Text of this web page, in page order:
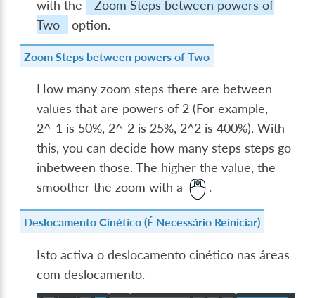
with the
Zoom Steps between powers of
Two
option.
Zoom Steps between powers of Two
How many zoom steps there are between
values that are powers of 2 (For example,
2^-1 is 50%, 2^-2 is 25%, 2^2 is 400%). With
this, you can decide how many steps steps go
inbetween those. The higher the value, the
smoother the zoom with a
.
Deslocamento Cinético (É Necessário Reiniciar)
Isto activa o deslocamento cinético nas áreas
com deslocamento.